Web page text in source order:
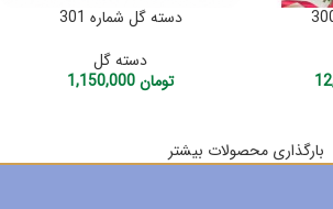
دسته گل شماره 301
دسته گل
تومان
بارگذاری محصولات بیشتر